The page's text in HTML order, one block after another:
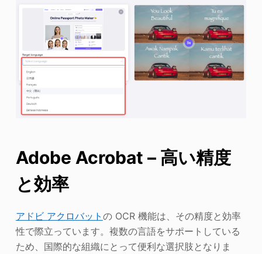
Adobe Acrobat – 高い精度
と効率
アドビ アクロバット の OCR 機能は、その精度と効率
性で際立っています。複数の言語をサポートしている
ため、国際的な組織にとって便利な選択肢となりま